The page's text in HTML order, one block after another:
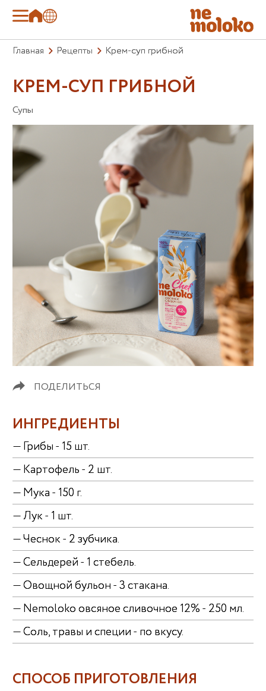
Главная Рецепты Крем-суп грибной
КРЕМ-СУП ГРИБНОЙ
Супы
ПОДЕЛИТЬСЯ
ИНГРЕДИЕНТЫ
— Грибы - 15 шт.
— Картофель - 2 шт.
— Мука - 150 г.
— Лук - 1 шт.
— Чеснок - 2 зубчика.
— Сельдерей - 1 стебель.
— Овощной бульон - 3 стакана.
— Nemoloko овсяное сливочное 12% - 250 мл.
— Соль, травы и специи - по вкусу.
СПОСОБ ПРИГОТОВЛЕНИЯ